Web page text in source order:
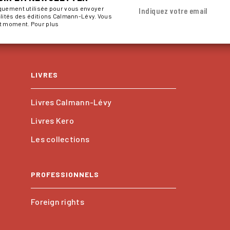
utilisée pour vous envoyer
des éditions Calmann-Lévy. Vous
moment. Pour plus
Indiquez votre email
LIVRES
Livres Calmann-Lévy
Livres Kero
Les collections
PROFESSIONNELS
Foreign rights